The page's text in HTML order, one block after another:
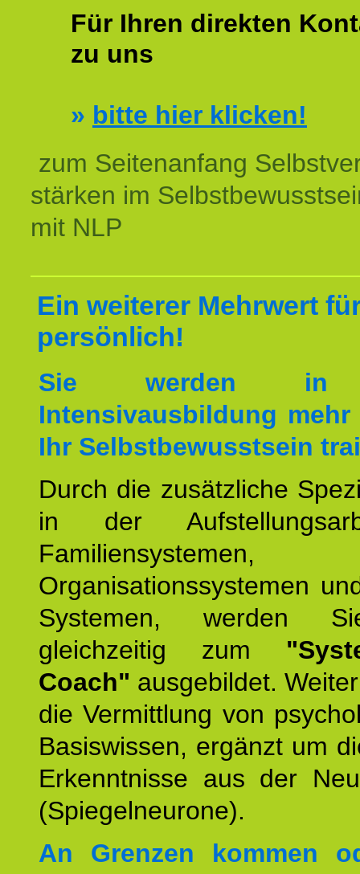
Für Ihren direkten
zu uns
» bitte hier klicken!
zum Seitenanfang
stärken im
mit NLP
Ein weiterer Mehrwert
persönlich!
Sie werden in
Intensivausbildung
Ihr Selbstbewusstsein
Durch die zusätzliche
in der
Familiensystemen,
Organisationssystemen
Systemen, werden
gleichzeitig zum
Coach" ausgebildet.
die Vermittlung von
Basiswissen, ergänzt um
Erkenntnisse aus der
(Spiegelneurone).
An Grenzen kommen